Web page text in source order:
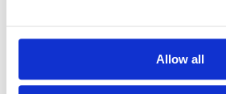
Allow all